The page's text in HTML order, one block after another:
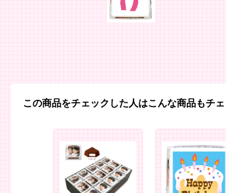
この商品をチェックした人はこんな商品もチ